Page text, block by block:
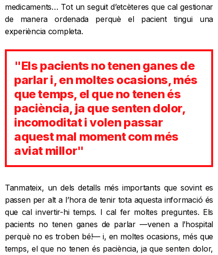
medicaments… Tot un seguit d’etcèteres que cal gestionar
de manera ordenada perquè el pacient tingui una
experiència completa.
"Els pacients no tenen ganes de
parlar i, en moltes ocasions, més
que temps, el que no tenen és
paciència, ja que senten dolor,
incomoditat i volen passar
aquest mal moment com més
aviat millor"
Tanmateix, un dels detalls més importants que sovint es
passen per alt a l’hora de tenir tota aquesta informació és
que cal invertir-hi temps. I cal fer moltes preguntes. Els
pacients no tenen ganes de parlar —venen a l’hospital
perquè no es troben bé!— i, en moltes ocasions, més que
temps, el que no tenen és paciència, ja que senten dolor,